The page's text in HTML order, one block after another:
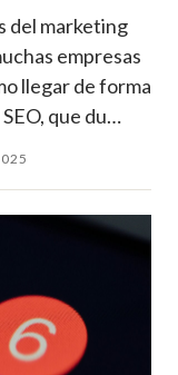
del marketing
empresas
llegar de forma
que du…